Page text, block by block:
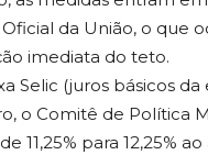
da União, o que
imediata do teto.
Selic (juros básicos
o Comitê de Política
11,25% para 12,25%